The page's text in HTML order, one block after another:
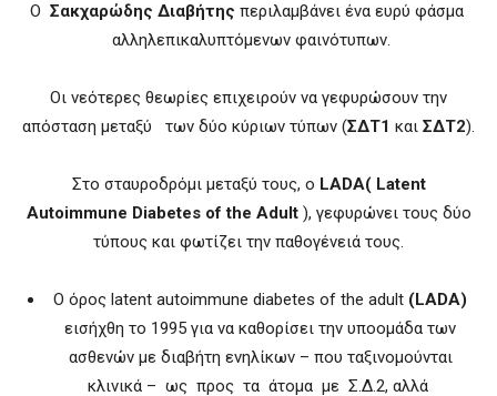
O Σακχαρώδης Διαβήτης περιλαμβάνει ένα ευρύ φάσμα
αλληλεπικαλυπτόμενων φαινότυπων.
Οι νεότερες θεωρίες επιχειρούν να γεφυρώσουν την
απόσταση μεταξύ των δύο κύριων τύπων (ΣΔΤ1 και ΣΔΤ2).
Στο σταυροδρόμι μεταξύ τους, ο LADA( Latent
Αutoimmune Diabetes of the Αdult ), γεφυρώνει τους δύο
τύπους και φωτίζει την παθογένειά τους.
Ο όρος latent autoimmune diabetes of the adult (LADA)
εισήχθη το 1995 για να καθορίσει την υποομάδα των
ασθενών με διαβήτη ενηλίκων – που ταξινομούνται
κλινικά – ως προς τα άτομα με Σ.Δ.2, αλλά